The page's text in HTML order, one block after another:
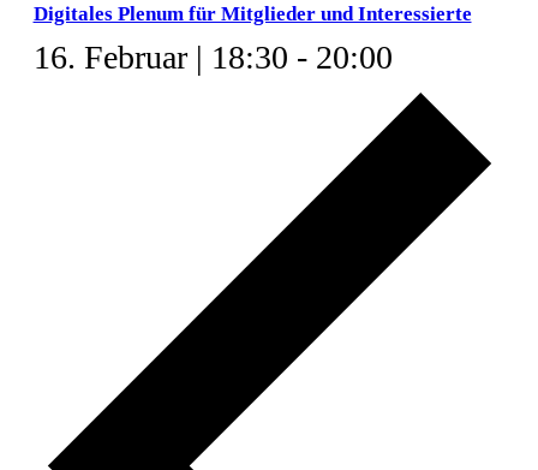
Digitales Plenum für Mitglieder und Interessierte
16. Februar | 18:30 - 20:00